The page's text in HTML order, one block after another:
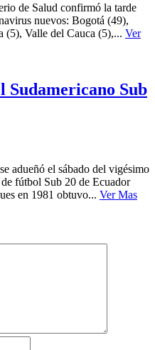
de Salud confirmó la tarde
nuevos: Bogotá (49),
(5), Valle del Cauca (5),... Ver
Sudamericano Sub
el sábado del vigésimo
fútbol Sub 20 de Ecuador
en 1981 obtuvo... Ver Mas